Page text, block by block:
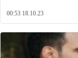
00:53 18.10.23